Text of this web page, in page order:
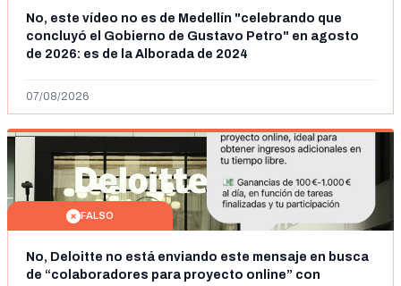
No, este vídeo no es de Medellín "celebrando que
concluyó el Gobierno de Gustavo Petro" en agosto
de 2026: es de la Alborada de 2024
07/08/2026
FALSO
No, Deloitte no está enviando este mensaje en busca
de “colaboradores para proyecto online” con